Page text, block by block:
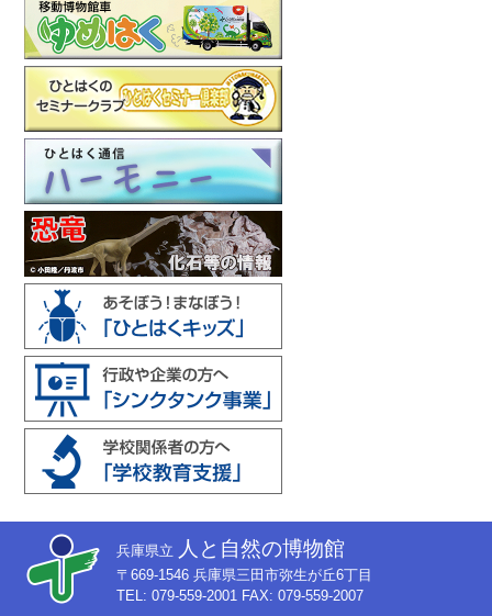
兵庫県立 人と自然の博物館
〒669-1546 兵庫県三田市弥生が丘6丁目
TEL: 079-559-2001 FAX: 079-559-2007